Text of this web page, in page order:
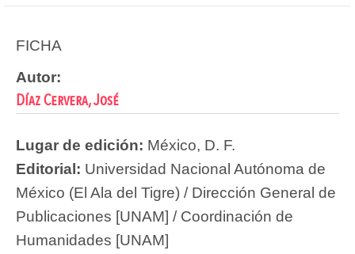
FICHA
Autor:
Díaz Cervera, José
Lugar de edición: México, D. F.
Editorial: Universidad Nacional Autónoma de
México (El Ala del Tigre) / Dirección General de
Publicaciones [UNAM] / Coordinación de
Humanidades [UNAM]